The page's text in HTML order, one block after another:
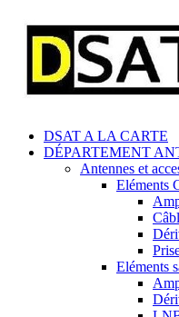
DSAT A LA CARTE
DÉPARTEMENT
Antennes et
Eléments
Eléments